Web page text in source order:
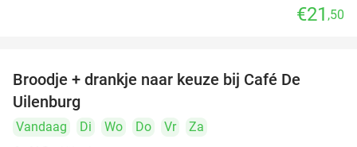
€21 ,50
Broodje + drankje naar keuze bij Café De
Uilenburg
Vandaag Di Wo Do Vr
Za